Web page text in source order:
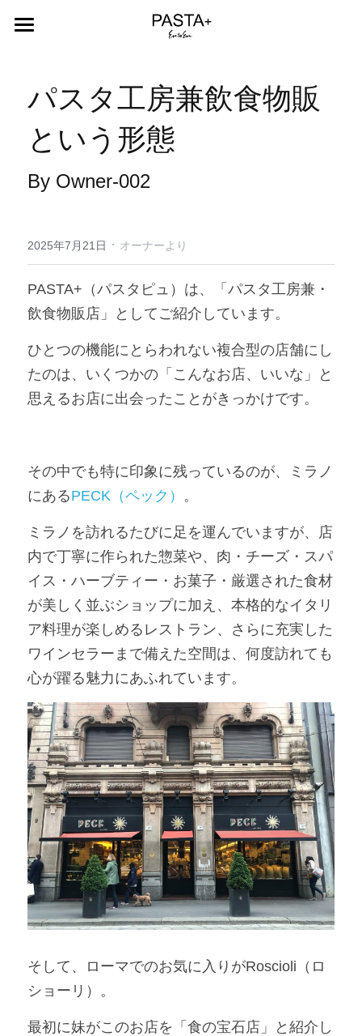
Menu
About
Blog+
Instagram
検索
日本語
日本語
Online Shop
パスタ工房兼飲食物販
という形態
By Owner-002
2025年7月21日 · オーナーより
PASTA+（パスタピュ）は、「パスタ工房兼・
飲食物販店」としてご紹介しています。
ひとつの機能にとらわれない複合型の店舗にし
たのは、いくつかの「こんなお店、いいな」と
思えるお店に出会ったことがきっかけです。
その中でも特に印象に残っているのが、ミラノ
にあるPECK（ペック） 。
ミラノを訪れるたびに足を運んでいますが、店
内で丁寧に作られた惣菜や、肉・チーズ・スパ
イス・ハーブティー・お菓子・厳選された食材
が美しく並ぶショップに加え、本格的なイタリ
ア料理が楽しめるレストラン、さらに充実した
ワインセラーまで備えた空間は、何度訪れても
心が躍る魅力にあふれています。
そして、ローマでのお気に入りがRoscioli（ロ
ショーリ）。
最初に妹がこのお店を「食の宝石店」と紹介し